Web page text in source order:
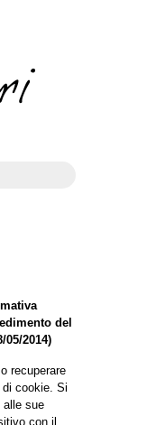
del
05/2014)
recuperare
cookie. Si
alle sue
con il